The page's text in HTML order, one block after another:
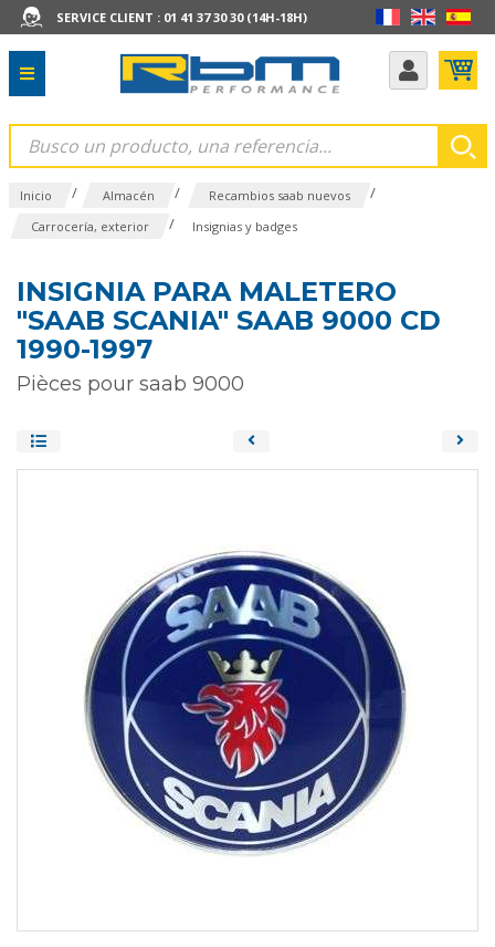
SERVICE CLIENT : 01 41 37 30 30 (14H-18H)
Inicio / Almacén / Recambios saab nuevos /
Carrocería, exterior / Insignias y badges
INSIGNIA PARA MALETERO
"SAAB SCANIA" SAAB 9000 CD
1990-1997
Pièces pour saab 9000